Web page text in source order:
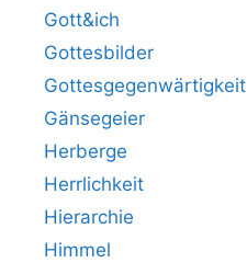
Gott&ich
Gottesbilder
Gottesgegenwärtigkeit
Gänsegeier
Herberge
Herrlichkeit
Hierarchie
Himmel